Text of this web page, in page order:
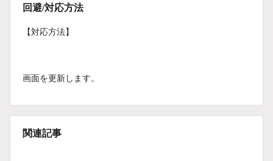
回避/対応方法
【対応方法】
画面を更新します。
関連記事